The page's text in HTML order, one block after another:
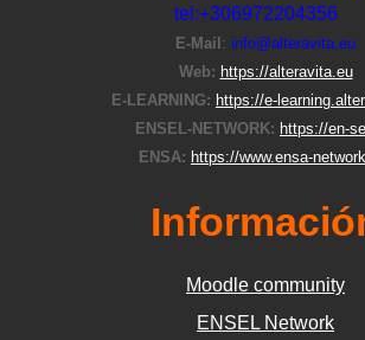
tel:+306972204356
E-Μail : info@alteravita.eu
Web: https://alteravita.eu
E-LEARNING: https://e-
ENSEL-NETWORK: https://en-
ENSA: https://www.ensa-
Moodle community
ΕΝSEL Network